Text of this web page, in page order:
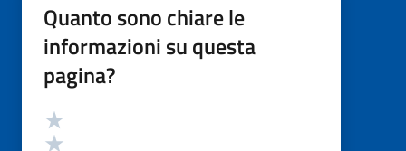
Quanto sono chiare le
informazioni su questa
pagina?
Valutazione